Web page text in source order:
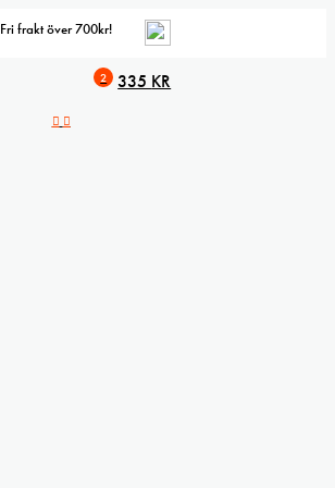
Fri frakt över 700kr!
2 335 KR